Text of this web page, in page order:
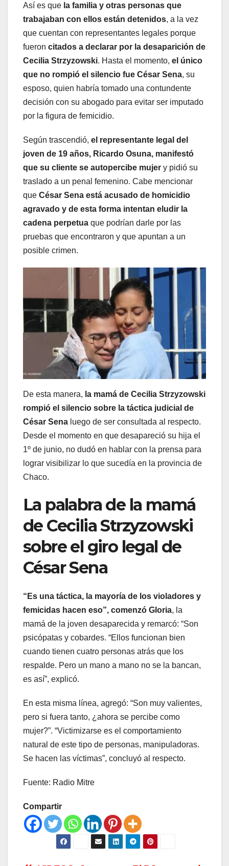
Así es que la familia y otras personas que
trabajaban con ellos están detenidos, a la vez
que cuentan con representantes legales porque
fueron citados a declarar por la desaparición de
Cecilia Strzyzowski. Hasta el momento, el único
que no rompió el silencio fue César Sena, su
esposo, quien habría tomado una contundente
decisión con su abogado para evitar ser imputado
por la figura de femicidio.
Según trascendió, el representante legal del
joven de 19 años, Ricardo Osuna, manifestó
que su cliente se autopercibe mujer y pidió su
traslado a un penal femenino. Cabe mencionar
que César Sena está acusado de homicidio
agravado y de esta forma intentan eludir la
cadena perpetua que podrían darle por las
pruebas que encontraron y que apuntan a un
posible crimen.
De esta manera, la mamá de Cecilia Strzyzowski
rompió el silencio sobre la táctica judicial de
César Sena luego de ser consultada al respecto.
Desde el momento en que desapareció su hija el
1º de junio, no dudó en hablar con la prensa para
lograr visibilizar lo que sucedía en la provincia de
Chaco.
La palabra de la mamá
de Cecilia Strzyzowski
sobre el giro legal de
César Sena
“Es una táctica, la mayoría de los violadores y
femicidas hacen eso”, comenzó Gloria, la
mamá de la joven desaparecida y remarcó: “Son
psicópatas y cobardes. “Ellos funcionan bien
cuando tienen cuatro personas atrás que los
respalde. Pero un mano a mano no se la bancan,
es así”, explicó.
En esta misma línea, agregó: “Son muy valientes,
pero si fuera tanto, ¿ahora se percibe como
mujer?”. “Victimizarse es el comportamiento
natural de este tipo de personas, manipuladoras.
Se hacen las víctimas”, concluyó al respecto.
Fuente: Radio Mitre
Compartir